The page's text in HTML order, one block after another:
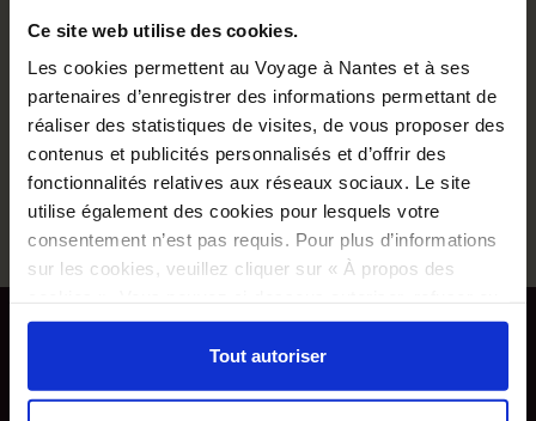
Ce site web utilise des cookies.
Les cookies permettent au Voyage à Nantes et à ses
partenaires d’enregistrer des informations permettant de
réaliser des statistiques de visites, de vous proposer des
contenus et publicités personnalisés et d’offrir des
fonctionnalités relatives aux réseaux sociaux. Le site
utilise également des cookies pour lesquels votre
consentement n’est pas requis. Pour plus d’informations
sur les cookies, veuillez cliquer sur « À propos des
sélectionner les cookies selon les finalités via l'onglet
« Détails ». À tout moment, vous pouvez modifier votre
choix en cliquant sur le lien « Cookies » en bas des
Tout autoriser
29,00 €
Ajouter au panier